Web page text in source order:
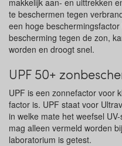
makkelijk aan- en uittrekken
te beschermen tegen
een hoge
bescherming tegen de zon,
worden en droogt snel.
UPF 50+
UPF is een zonnefactor voor
factor is. UPF staat voor
in welke mate het weefsel
mag alleen vermeld worden
laboratorium is getest.